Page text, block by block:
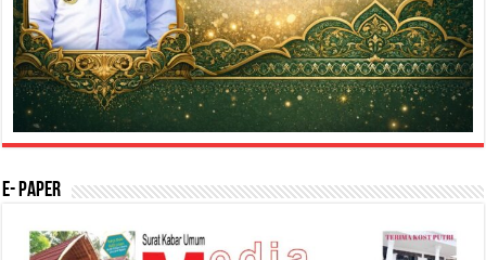
E- Paper